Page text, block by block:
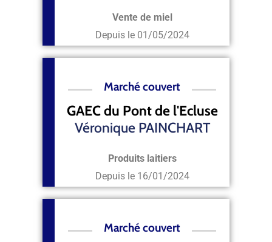
Vente de miel
Depuis le 01/05/2024
Marché couvert
GAEC du Pont de l'Ecluse
Véronique PAINCHART
Produits laitiers
Depuis le 16/01/2024
Marché couvert